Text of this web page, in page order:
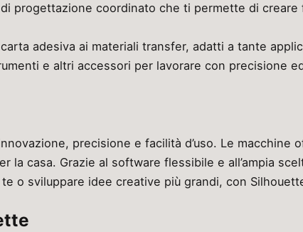
progettazione coordinato che ti permette di
adesiva ai materiali transfer, adatti a tante
e altri accessori per lavorare con precisione
precisione e facilità d’uso. Le
la casa. Grazie al software flessibile e all’ampia
o sviluppare idee creative più grandi, con